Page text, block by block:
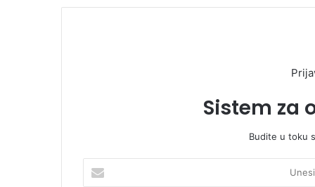
Sistem za
Budite u toku